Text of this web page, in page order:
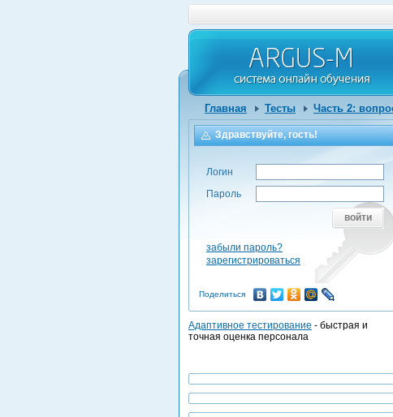
Главная Тесты Часть 2:
Здравствуйте, гость!
Логин
Пароль
войти
забыли пароль?
зарегистрироваться
Поделиться
Адаптивное тестирование - быстрая и
точная оценка персонала